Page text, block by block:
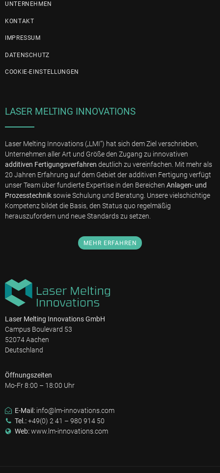
UNTERNEHMEN
KONTAKT
IMPRESSUM
DATENSCHUTZ
COOKIE-EINSTELLUNGEN
LASER MELTING INNOVATIONS
Laser Melting Innovations („LMI“) hat sich dem Ziel verschrieben,
Unternehmen aller Art und Größe den Zugang zu innovativen
additiven Fertigungs­verfahren deutlich zu vereinfachen. Mit mehr als
20 Jahren Erfahrung auf dem Gebiet der additiven Fertigung verfügt
unser Team über fundierte Expertise in den Bereichen Anlagen- und
Prozess­techniksowie Schulung und Beratung. Unsere vielschichtige
Kompetenz bildet die Basis, den Status quo regelmäßig
herauszufordern und neue Standards zu setzen.
MEHR ERFAHREN
Laser Melting Innovations GmbH
Campus Boulevard 53
52074 Aachen
Deutschland
Öffnungszeiten
Mo-Fr 8:00 – 18:00 Uhr
E-Mail: info@lm-innovations.com
Tel.:+49(0) 2 41 – 980 914 50
Web:www.lm-innovations.com